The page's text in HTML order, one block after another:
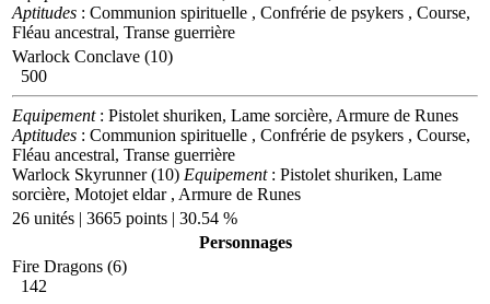
Aptitudes : Communion spirituelle , Confrérie de psykers , Course,
Fléau ancestral, Transe guerrière
Warlock Conclave (10)
500
Equipement: Pistolet shuriken, Lame sorcière, Armure de Runes
Aptitudes : Communion spirituelle , Confrérie de psykers , Course,
Fléau ancestral, Transe guerrière
Warlock Skyrunner (10) Equipement: Pistolet shuriken, Lame
sorcière, Motojet eldar , Armure de Runes
26 unités | 3665 points | 30.54 %
Personnages
Fire Dragons (6)
142